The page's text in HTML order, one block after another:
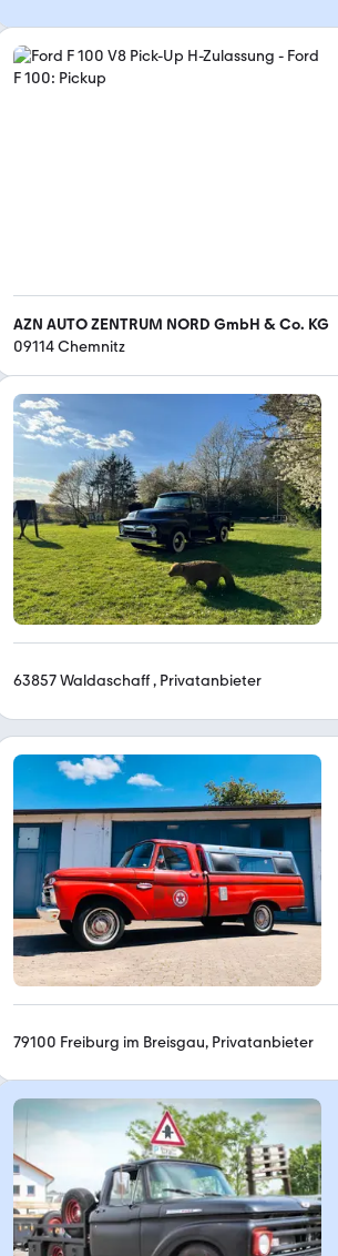
AZN AUTO ZENTRUM NORD GmbH & Co. KG
09114 Chemnitz
63857 Waldaschaff , Privatanbieter
79100 Freiburg im Breisgau, Privatanbieter